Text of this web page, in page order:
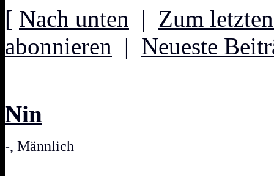
[ Nach unten | Zum
abonnieren | Neueste
Nin
-, Männlich